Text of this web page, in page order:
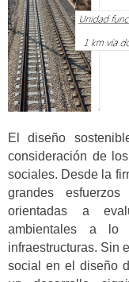
El diseño
consideración de
sociales. Desde la
grandes
orientadas a
ambientales a
infraestructuras. Sin
social en el diseño